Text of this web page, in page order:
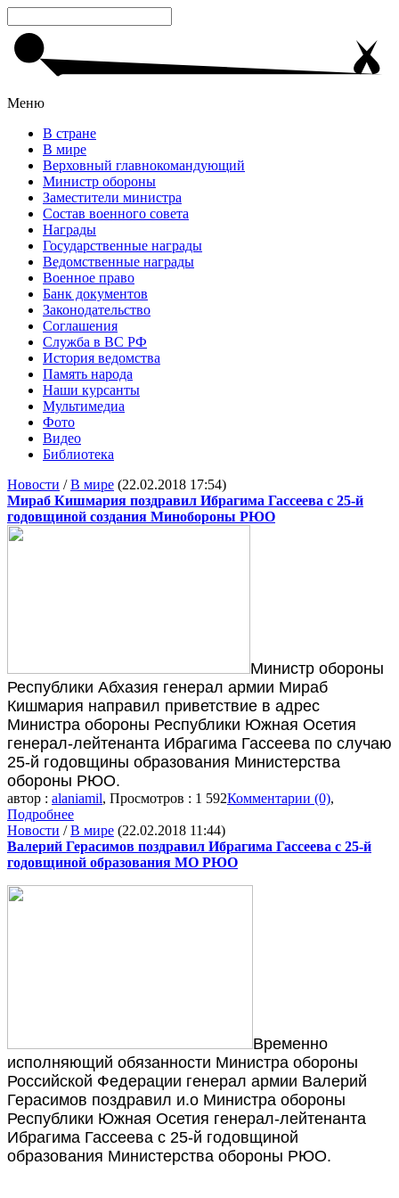
Меню
В стране
В мире
Верховный главнокомандующий
Министр обороны
Заместители министра
Состав военного совета
Награды
Государственные награды
Ведомственные награды
Военное право
Банк документов
Законодательство
Соглашения
Служба в ВС РФ
История ведомства
Память народа
Наши курсанты
Мультимедиа
Фото
Видео
Библиотека
Новости /В мире (22.02.2018 17:54)
Мираб Кишмария поздравил Ибрагима Гассеева с 25-й
годовщиной создания Минобороны РЮО
Министр обороны
Республики Абхазия генерал армии Мираб
Кишмария направил приветствие в адрес
Министра обороны Республики Южная Осетия
генерал-лейтенанта Ибрагима Гассеева по случаю
25-й годовщины образования Министерства
обороны РЮО.
автор : alaniamil, Просмотров : 1 592Комментарии (0),
Подробнее
Новости /В мире (22.02.2018 11:44)
Валерий Герасимов поздравил Ибрагима Гассеева с 25-й
годовщиной образования МО РЮО
Временно
исполняющий обязанности Министра обороны
Российской Федерации генерал армии Валерий
Герасимов поздравил и.о Министра обороны
Республики Южная Осетия генерал-лейтенанта
Ибрагима Гассеева с 25-й годовщиной
образования Министерства обороны РЮО.